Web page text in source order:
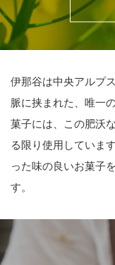
伊那谷は中央アルプ
脈に挟まれた、唯一
菓子には、この肥沃
る限り使用していま
った味の良いお菓子
す。